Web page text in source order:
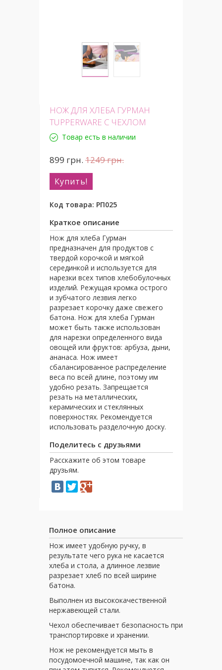
НОЖ ДЛЯ ХЛЕБА ГУРМАН
TUPPERWARE С ЧЕХЛОМ
Товар есть в наличии
899 грн. 1249грн.
Купить!
Код товара: РП025
Краткое описание
Нож для хлеба Гурман
предназначен для продуктов с
твердой корочкой и мягкой
серединкой и используется для
нарезки всех типов хлебобулочных
изделий. Режущая кромка острого
и зубчатого лезвия легко
разрезает корочку даже свежего
батона. Нож для хлеба Гурман
может быть также использован
для нарезки определенного вида
овощей или фруктов: арбуза, дыни,
ананаса. Нож имеет
сбалансированное распределение
веса по всей длине, поэтому им
удобно резать. Запрещается
резать на металлических,
керамических и стеклянных
поверхностях. Рекомендуется
использовать разделочную доску.
Поделитесь с друзьями
Расскажите об этом товаре
друзьям.
Полное описание
Нож имеет удобную ручку, в
результате чего рука не касается
хлеба и стола, а длинное лезвие
разрезает хлеб по всей ширине
батона.
Выполнен из высококачественной
нержавеющей стали.
Чехол обеспечивает безопасность при
транспортировке и хранении.
Нож не рекомендуется мыть в
посудомоечной машине, так как он